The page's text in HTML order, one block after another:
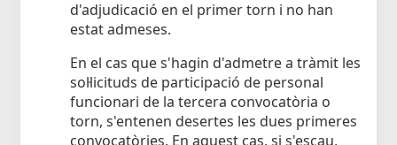
d'adjudicació en el primer torn i no han
estat admeses.
En el cas que s'hagin d'admetre a tràmit les
sol·licituds de participació de personal
funcionari de la tercera convocatòria o
torn, s'entenen desertes les dues primeres
convocatòries. En aquest cas, si s'escau,